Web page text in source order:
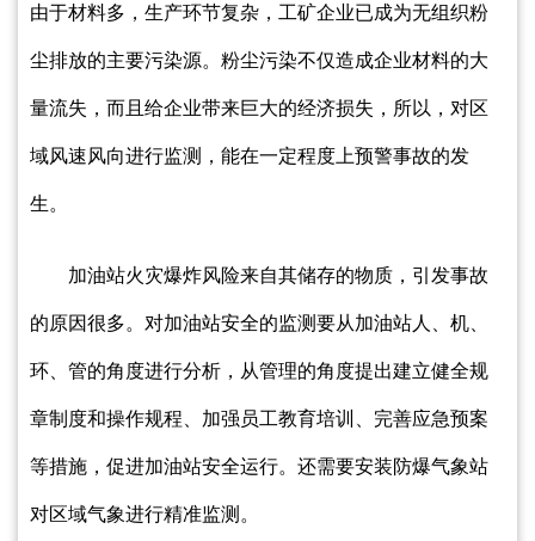
由于材料多，生产环节复杂，工矿企业已成为无组织粉
尘排放的主要污染源。粉尘污染不仅造成企业材料的大
量流失，而且给企业带来巨大的经济损失，所以，对区
域风速风向进行监测，能在一定程度上预警事故的发
生。
加油站火灾爆炸风险来自其储存的物质，引发事故
的原因很多。对加油站安全的监测要从加油站人、机、
环、管的角度进行分析，从管理的角度提出建立健全规
章制度和操作规程、加强员工教育培训、完善应急预案
等措施，促进加油站安全运行。还需要安装防爆气象站
对区域气象进行精准监测。